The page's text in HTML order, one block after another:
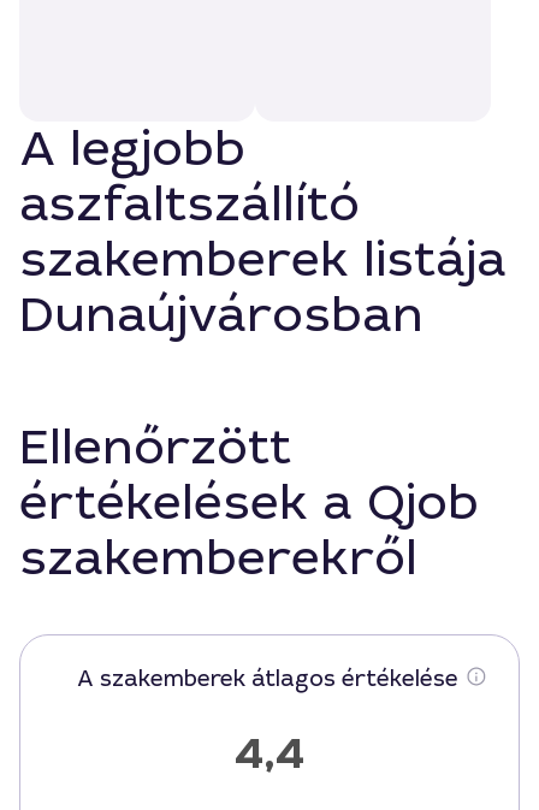
A legjobb
aszfaltszállító
szakemberek listája
Dunaújvárosban
Ellenőrzött
értékelések a Qjob
szakemberekről
A szakemberek átlagos értékelése
4,4